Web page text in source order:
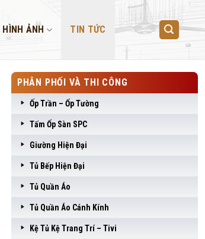
HÌNH ẢNH TIN TỨC
PHÂN PHỐI VÀ THI CÔNG
Ốp Trần – Ốp Tường
Tấm Ốp Sàn SPC
Giường Hiện Đại
Tủ Bếp Hiện Đại
Tủ Quần Áo
Tủ Quần Áo Cánh Kính
Kệ Tủ Kệ Trang Trí – Tivi